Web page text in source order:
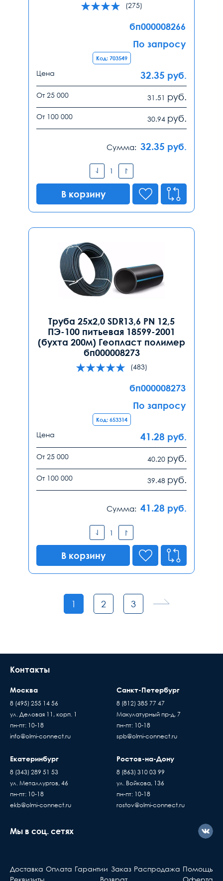
(275)
бп000008266
По запросу
Код: 703549
Цена 32.35 руб.
От 25 000 31.51 руб.
От 100 000 30.94 руб.
Сумма: 32.35 руб.
В корзину
Труба 25х2,0 SDR13,6 PN 12,5
ПЭ-100 питьевая 18599-2001
(бухта 200м) Геопласт полимер
бп000008273
(483)
бп000008273
По запросу
Код: 653314
Цена 41.28 руб.
От 25 000 40.20 руб.
От 100 000 39.48 руб.
Сумма: 41.28 руб.
В корзину
1 2 3
Контакты
Москва
8 (495) 255 14 56
ул. Деловая 11, корп. 1
пн-пт: 10-18
info@olmi-connect.ru
Санкт-Петербург
8 (812) 385 77 47
Макулатурный пр-д, 7
пн-пт: 10-18
spb@olmi-connect.ru
Екатеринбург
8 (343) 289 51 53
ул. Металлургов, 46
пн-пт: 10-18
ekb@olmi-connect.ru
Ростов-на-Дону
8 (863) 310 03 99
ул. Войкова, 136
пн-пт: 10-18
rostov@olmi-connect.ru
Мы в соц. сетях
Доставка Оплата Гарантии Заказ Распродажа Помощь